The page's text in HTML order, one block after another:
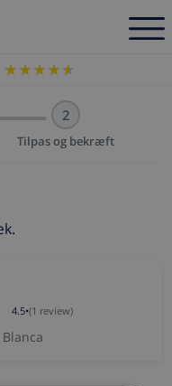
★★★★★
★★★★★
2
Tilpas og bekræft
4.5•(1 review)